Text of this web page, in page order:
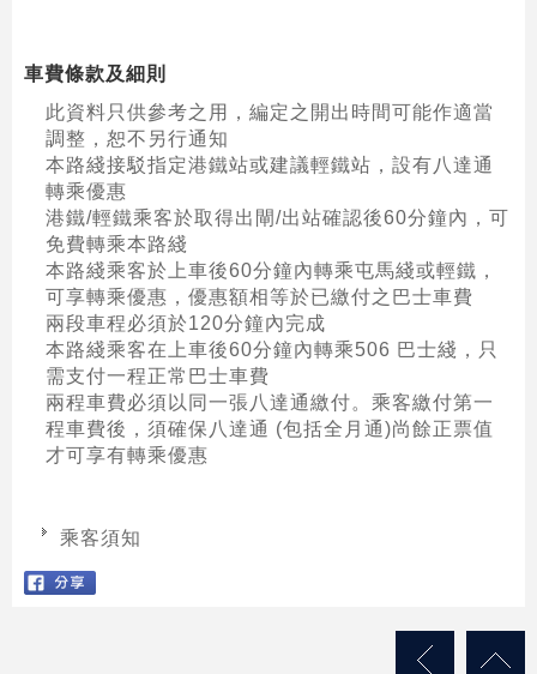
車費條款及細則
此資料只供參考之用，編定之開出時間可能作適當
調整，恕不另行通知
本路綫接駁指定港鐵站或建議輕鐵站，設有八達通
轉乘優惠
港鐵/輕鐵乘客於取得出閘/出站確認後60分鐘內，可
免費轉乘本路綫
本路綫乘客於上車後60分鐘內轉乘屯馬綫或輕鐵，
可享轉乘優惠，優惠額相等於已繳付之巴士車費
兩段車程必須於120分鐘內完成
本路綫乘客在上車後60分鐘內轉乘506 巴士綫，只
需支付一程正常巴士車費
兩程車費必須以同一張八達通繳付。乘客繳付第一
程車費後，須確保八達通 (包括全月通)尚餘正票值
才可享有轉乘優惠
乘客須知